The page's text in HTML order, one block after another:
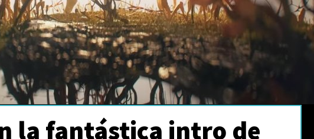
la fantástica intro de